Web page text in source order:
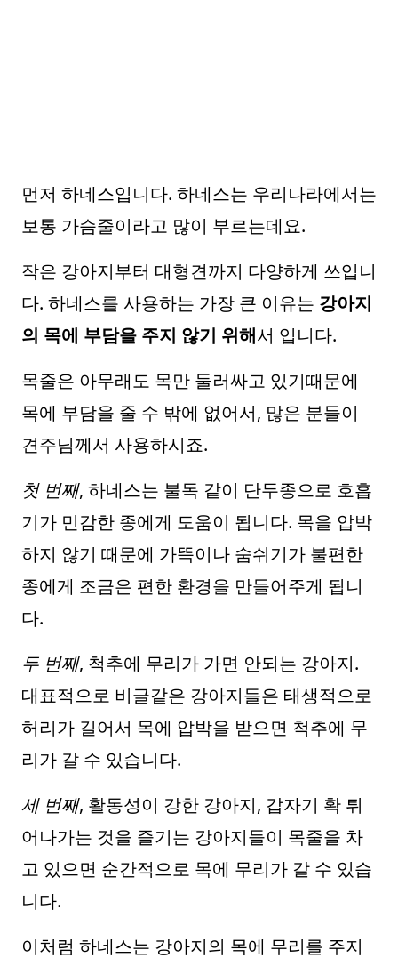
먼저 하네스입니다. 하네스는 우리나라에서는
보통 가슴줄이라고 많이 부르는데요.
작은 강아지부터 대형견까지 다양하게 쓰입니
다. 하네스를 사용하는 가장 큰 이유는 강아지
의 목에 부담을 주지 않기 위해서 입니다.
목줄은 아무래도 목만 둘러싸고 있기때문에
목에 부담을 줄 수 밖에 없어서, 많은 분들이
견주님께서 사용하시죠.
첫 번째, 하네스는 불독 같이 단두종으로 호흡
기가 민감한 종에게 도움이 됩니다. 목을 압박
하지 않기 때문에 가뜩이나 숨쉬기가 불편한
종에게 조금은 편한 환경을 만들어주게 됩니
다.
두 번째, 척추에 무리가 가면 안되는 강아지.
대표적으로 비글같은 강아지들은 태생적으로
허리가 길어서 목에 압박을 받으면 척추에 무
리가 갈 수 있습니다.
세 번째, 활동성이 강한 강아지, 갑자기 확 튀
어나가는 것을 즐기는 강아지들이 목줄을 차
고 있으면 순간적으로 목에 무리가 갈 수 있습
니다.
이처럼 하네스는 강아지의 목에 무리를 주지